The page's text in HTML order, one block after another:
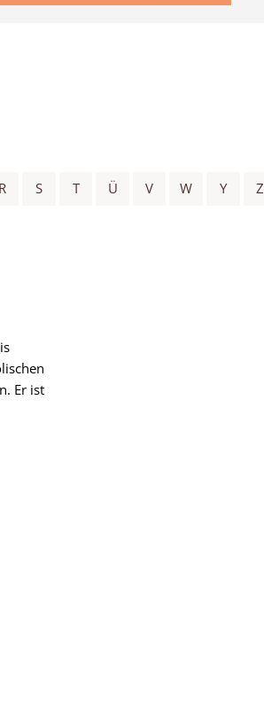
S T Ü V W Y Z
Er ist